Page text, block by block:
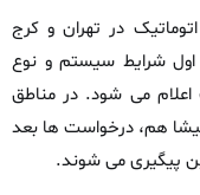
در تهران و کرج
شرایط سیستم و نوع
می‌ شود. در مناطق
هم، درخواست‌ ها بعد
پیگیری می‌ شوند.